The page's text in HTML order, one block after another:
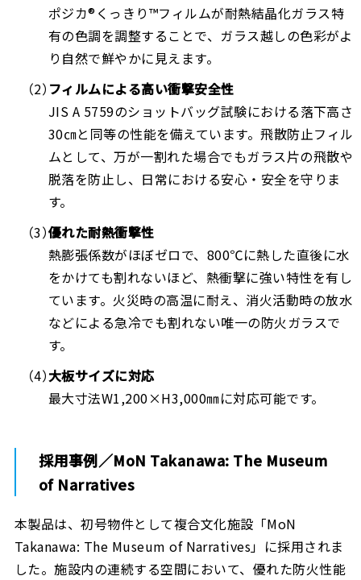
ポジカ®くっきり™フィルムが耐熱結晶化ガラス特
有の色調を調整することで、ガラス越しの色彩がよ
り自然で鮮やかに見えます。
フィルムによる高い衝撃安全性
JIS A 5759のショットバッグ試験における落下高さ
30㎝と同等の性能を備えています。飛散防止フィル
ムとして、万が一割れた場合でもガラス片の飛散や
脱落を防止し、日常における安心・安全を守りま
す。
優れた耐熱衝撃性
熱膨張係数がほぼゼロで、800℃に熱した直後に水
をかけても割れないほど、熱衝撃に強い特性を有し
ています。火災時の高温に耐え、消火活動時の放水
などによる急冷でも割れない唯一の防火ガラスで
す。
大板サイズに対応
最大寸法W1,200×H3,000㎜に対応可能です。
採用事例／MoN Takanawa: The Museum
of Narratives
本製品は、初号物件として複合文化施設「MoN
Takanawa: The Museum of Narratives」に採用されま
した。施設内の連続する空間において、優れた防火性能